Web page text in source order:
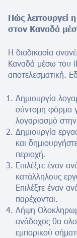
Πώς λειτουργεί
στον Καναδά
Η διαδικασία
Καναδά μέσω του
αποτελεσματική.
Δημιουργία
σύντομη φόρμα
λογαριασμό
Δημιουργία
και
περιοχή.
Επιλέξτε έναν
κατάλληλους
Επιλέξτε έναν
παρέχονται.
Λήψη
ανάδοχος θα
εμπορικού